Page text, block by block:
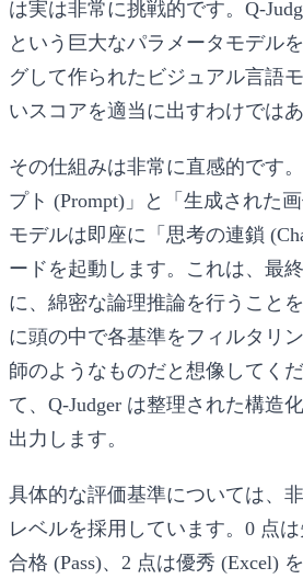
は実は非常に挑戦的です。Q-
という巨大なパラメータモデル
グして作られたビジュアル言語
いスコアを適当に出すわけではあ
その仕組みは非常に直感的です
プト (Prompt)」と「生成された
モデルは即座に「思考の連鎖
ードを起動します。これは、最
に、綿密な論理推論を行うこと
に頭の中で各基準をフィルタリ
師のようなものだと想像してく
て、Q-Judger は整理された構造
出力します。
具体的な評価基準については、
レベルを採用しています。0 点
合格 (Pass)、2 点は優秀 (Excel)